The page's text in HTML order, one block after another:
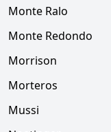
Monte Ralo
Monte Redondo
Morrison
Morteros
Mussi